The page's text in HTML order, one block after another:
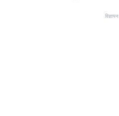
विज्ञापन